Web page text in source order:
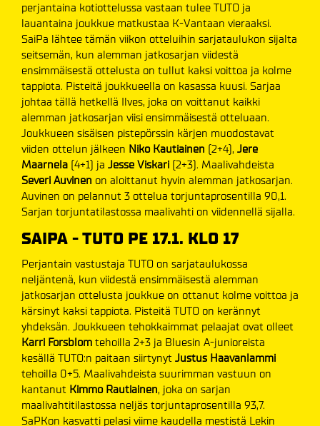
perjantaina kotiottelussa vastaan tulee TUTO ja
lauantaina joukkue matkustaa K-Vantaan vieraaksi.
SaiPa lähtee tämän viikon otteluihin sarjataulukon sijalta
seitsemän, kun alemman jatkosarjan viidestä
ensimmäisestä ottelusta on tullut kaksi voittoa ja kolme
tappiota. Pisteitä joukkueella on kasassa kuusi. Sarjaa
johtaa tällä hetkellä Ilves, joka on voittanut kaikki
alemman jatkosarjan viisi ensimmäisestä otteluaan.
Joukkueen sisäisen pistepörssin kärjen muodostavat
viiden ottelun jälkeen Niko Kautiainen (2+4), Jere
Maarnela (4+1) ja Jesse Viskari (2+3). Maalivahdeista
Severi Auvinen on aloittanut hyvin alemman jatkosarjan.
Auvinen on pelannut 3 ottelua torjuntaprosentilla 90,1.
Sarjan torjuntatilastossa maalivahti on viidennellä sijalla.
SAIPA - TUTO PE 17.1. KLO 17
Perjantain vastustaja TUTO on sarjataulukossa
neljäntenä, kun viidestä ensimmäisestä alemman
jatkosarjan ottelusta joukkue on ottanut kolme voittoa ja
kärsinyt kaksi tappiota. Pisteitä TUTO on kerännyt
yhdeksän. Joukkueen tehokkaimmat pelaajat ovat olleet
Karri Forsblom tehoilla 2+3 ja Bluesin A-junioreista
kesällä TUTO:n paitaan siirtynyt Justus Haavanlammi
tehoilla 0+5. Maalivahdeista suurimman vastuun on
kantanut Kimmo Rautiainen, joka on sarjan
maalivahtitilastossa neljäs torjuntaprosentilla 93,7.
SaPKon kasvatti pelasi viime kaudella mestistä Lekin